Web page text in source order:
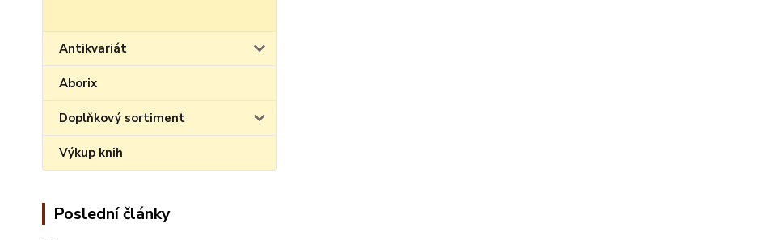
Antikvariát
Aborix
Doplňkový sortiment
Výkup knih
Poslední články